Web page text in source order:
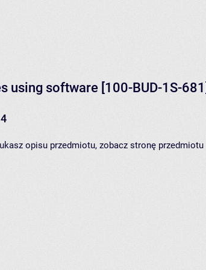
using software [100-BUD-1S-681]
opisu przedmiotu, zobacz stronę przedmiotu